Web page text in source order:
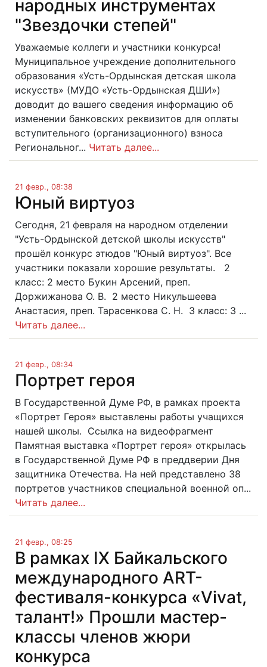
народных инструментах
"Звездочки степей"
Уважаемые коллеги и участники конкурса!
Муниципальное учреждение дополнительного
образования «Усть-Ордынская детская школа
искусств» (МУДО «Усть-Ордынская ДШИ»)
доводит до вашего сведения информацию об
изменении банковских реквизитов для оплаты
вступительного (организационного) взноса
Региональног... Читать далее...
21 февр., 08:38
Юный виртуоз
Сегодня, 21 февраля на народном отделении
"Усть-Ордынской детской школы искусств"
прошёл конкурс этюдов "Юный виртуоз". Все
участники показали хорошие результаты. 2
класс: 2 место Букин Арсений, преп.
Доржижанова О. В. 2 место Никульшеева
Анастасия, преп. Тарасенкова С. Н. 3 класс: 3 ...
Читать далее...
21 февр., 08:34
Портрет героя
В Государственной Думе РФ, в рамках проекта
«Портрет Героя» выставлены работы учащихся
нашей школы. Ссылка на видеофрагмент
Памятная выставка «Портрет героя» открылась
в Государственной Думе РФ в преддверии Дня
защитника Отечества. На ней представлено 38
портретов участников специальной военной оп...
Читать далее...
21 февр., 08:25
В рамках IX Байкальского
международного ART-
фестиваля-конкурса «Vivat,
талант!» Прошли мастер-
классы членов жюри
конкурса